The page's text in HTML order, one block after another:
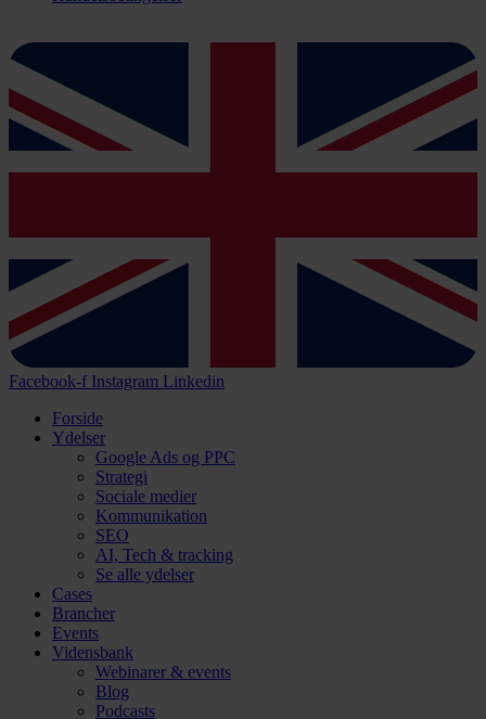
Facebook-f Instagram Linkedin
Forside
Ydelser
Google Ads og PPC
Strategi
Sociale medier
Kommunikation
SEO
AI, Tech & tracking
Se alle ydelser
Cases
Brancher
Events
Vidensbank
Webinarer & events
Blog
Podcasts